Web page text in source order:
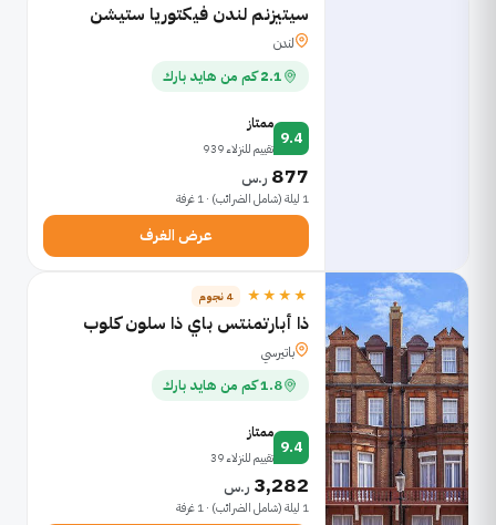
سيتيزنم لندن فيكتوريا ستيشن
لندن
2.1 كم من هايد بارك
9.4
ممتاز
تقييم للنزلاء 939
877 ر.س
1 ليلة (شامل الضرائب) · 1 غرفة
عرض الغرف
★★★★ 4 نجوم
ذا أبارتمنتس باي ذا سلون كلوب
باتيرسي
1.8 كم من هايد بارك
9.4
ممتاز
تقييم للنزلاء 39
3,282 ر.س
1 ليلة (شامل الضرائب) · 1 غرفة